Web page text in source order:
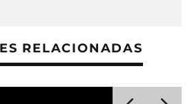
RELACIONADAS